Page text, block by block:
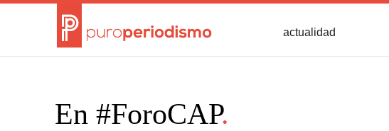
actualidad
En #ForoCAP.